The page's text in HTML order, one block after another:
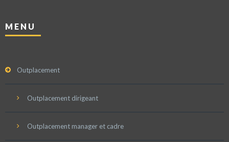
MENU
Outplacement
Outplacement dirigeant
Outplacement manager et cadre